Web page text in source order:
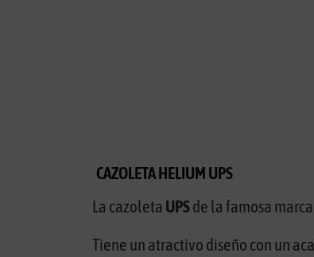
CAZOLETA HELIUM UPS
La cazoleta UPSde la famosa marca
Tiene un atractivo diseño con un